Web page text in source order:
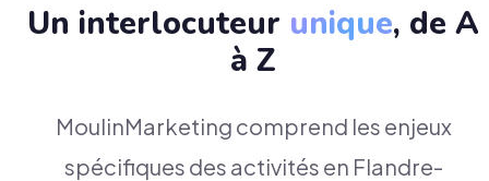
Un interlocuteur unique, de A
à Z
MoulinMarketing comprend les enjeux
spécifiques des activités en Flandre-